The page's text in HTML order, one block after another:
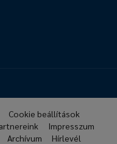
Cookie beállítások
Impresszum
Archívum
Hírlevél